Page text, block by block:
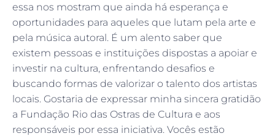
essa nos mostram que ainda há esperança e
oportunidades para aqueles que lutam pela arte e
pela música autoral. É um alento saber que
existem pessoas e instituições dispostas a apoiar e
investir na cultura, enfrentando desafios e
buscando formas de valorizar o talento dos artistas
locais. Gostaria de expressar minha sincera gratidão
a Fundação Rio das Ostras de Cultura e aos
responsáveis por essa iniciativa. Vocês estão